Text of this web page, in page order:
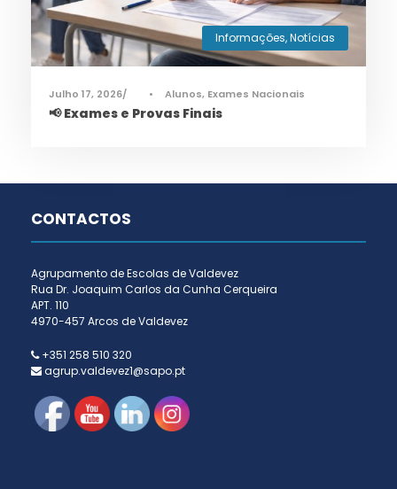
Informações,Notícias
Julho 17, 2026 • Alunos, Exames Nacionais
📢 Exames e Provas Finais
CONTACTOS
Agrupamento de Escolas de Valdevez
Rua Dr. Joaquim Carlos da Cunha Cerqueira
APT. 110
4970-457 Arcos de Valdevez
+351 258 510 320
agrup.valdevez1@sapo.pt